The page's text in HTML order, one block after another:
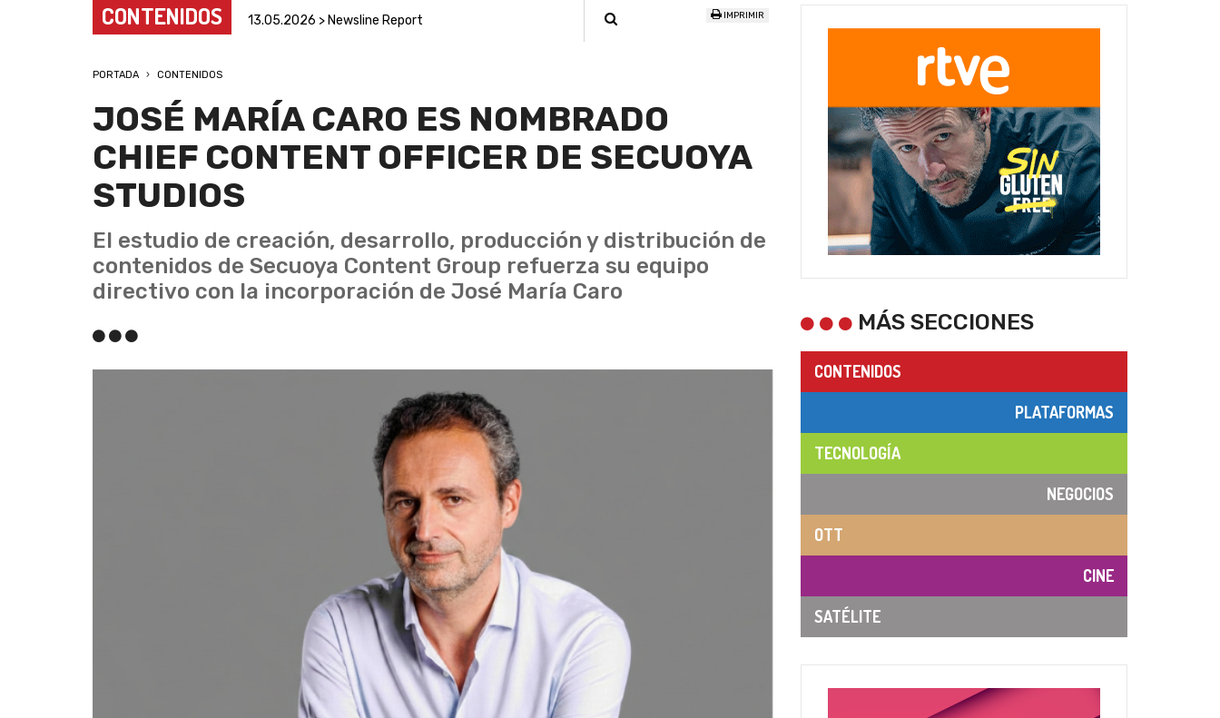
CONTENIDOS 13.05.2026 > Newsline Report IMPRIMIR
PORTADA CONTENIDOS
JOSÉ MARÍA CARO ES NOMBRADO
CHIEF CONTENT OFFICER DE SECUOYA
STUDIOS
El estudio de creación, desarrollo, producción y distribución de
contenidos de Secuoya Content Group refuerza su equipo
directivo con la incorporación de José María Caro
MÁS SECCIONES
CONTENIDOS
PLATAFORMAS
TECNOLOGÍA
NEGOCIOS
OTT
CINE
SATÉLITE